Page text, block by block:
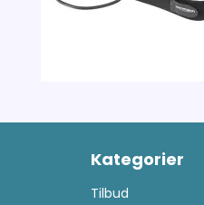
Kategorier
Tilbud